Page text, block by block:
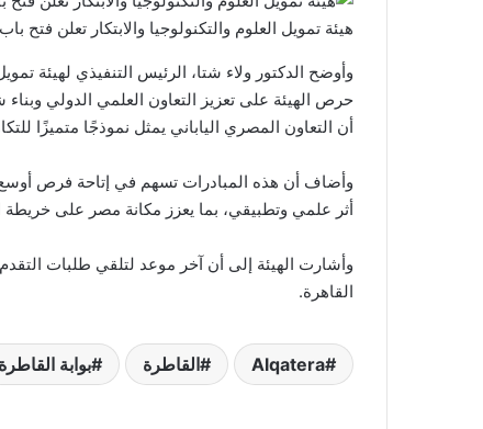
هيئة تمويل العلوم والتكنولوجيا والابتكار تعلن فتح
وأوضح الدكتور ولاء شتا، الرئيس التنفيذي لهيئة
حرص الهيئة على تعزيز التعاون العلمي الدولي
أن التعاون المصري الياباني يمثل نموذجًا متميزًا
وأضاف أن هذه المبادرات تسهم في إتاحة فرص
أثر علمي وتطبيقي، بما يعزز مكانة مصر على خريطة
القاهرة.
Alqatera القاطرة بوابة القاطرة